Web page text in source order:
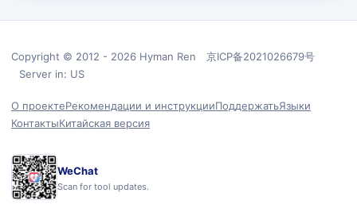
Copyright © 2012 - 2026 Hyman Ren 京ICP备2021026679号
Server in: US
О проектеРекомендации и инструкцииПоддержатьЯзыки
КонтактыКитайская версия
WeChat
Scan for tool updates.